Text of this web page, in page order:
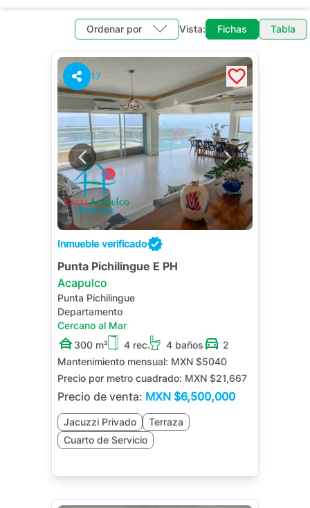
Ordenar por Vista: Fichas Tabla
17
Inmueble verificado
Punta Pichilingue E PH
Acapulco
Punta Pichilingue
Departamento
Cercano al Mar
300 m²
4 rec. 4 baños
2
Mantenimiento mensual: MXN $5040
Precio por metro cuadrado: MXN $21,667
Precio de venta: MXN $6,500,000
Jacuzzi Privado
Terraza
Cuarto de Servicio